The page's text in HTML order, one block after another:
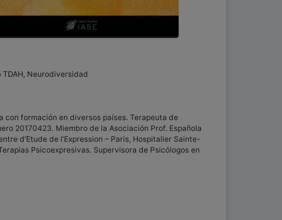
TDAH, Neurodiversidad
formación en diversos países. Terapeuta de
20170423. Miembro de la Asociación Prof. Española
d’Etude de l’Expression – Paris, Hospitalier Sainte-
Psicoexpresivas. Supervisora de Psicólogos en